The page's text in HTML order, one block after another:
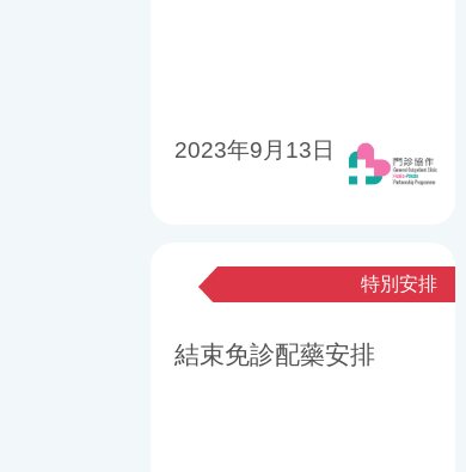
2023年9月13日
特別安排
結束免診配藥安排